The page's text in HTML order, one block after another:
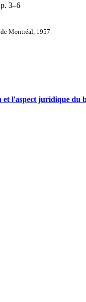
3–6
Montréal, 1957
l'aspect juridique du